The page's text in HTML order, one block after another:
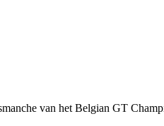
van het Belgian GT